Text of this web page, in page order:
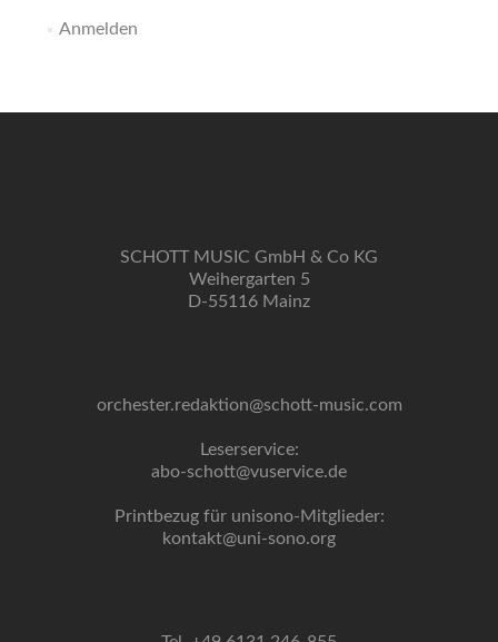
Anmelden
SCHOTT MUSIC GmbH & Co KG
Weihergarten 5
D-55116 Mainz
orchester.redaktion@schott-music.com
Leserservice:
abo-schott@vuservice.de
Printbezug für unisono-Mitglieder:
kontakt@uni-sono.org